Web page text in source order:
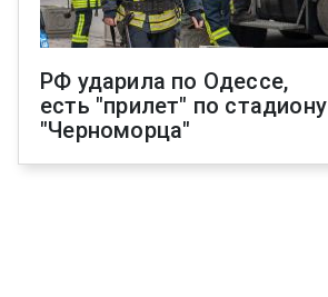
РФ ударила по Одессе,
есть "прилет" по стадиону
"Черноморца"